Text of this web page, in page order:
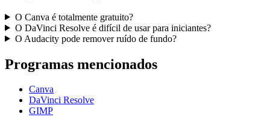
O Canva é totalmente gratuito?
O DaVinci Resolve é difícil de usar para iniciantes?
O Audacity pode remover ruído de fundo?
Programas mencionados
Canva
DaVinci Resolve
GIMP